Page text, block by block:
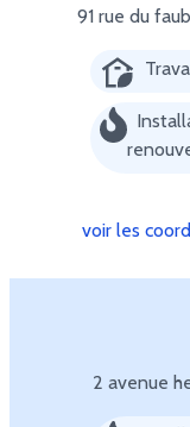
91 rue du
voir les
2 avenue